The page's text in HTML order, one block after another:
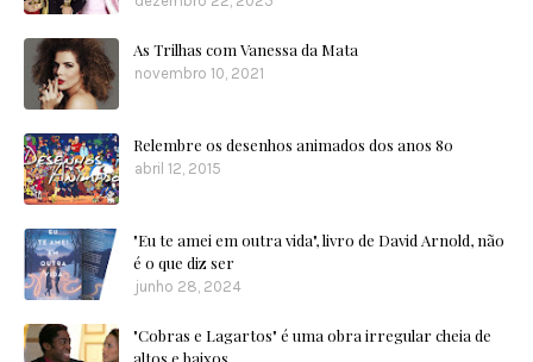
As Trilhas com Vanessa da Mata
novembro 10, 2021
Relembre os desenhos animados dos anos 80
abril 12, 2015
"Eu te amei em outra vida", livro de David Arnold, não
é o que diz ser
junho 28, 2024
"Cobras e Lagartos" é uma obra irregular cheia de
altos e baixos